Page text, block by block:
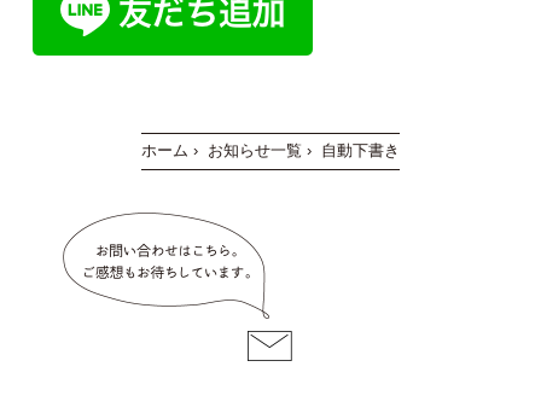
ホーム › お知らせ一覧 › 自動下書き